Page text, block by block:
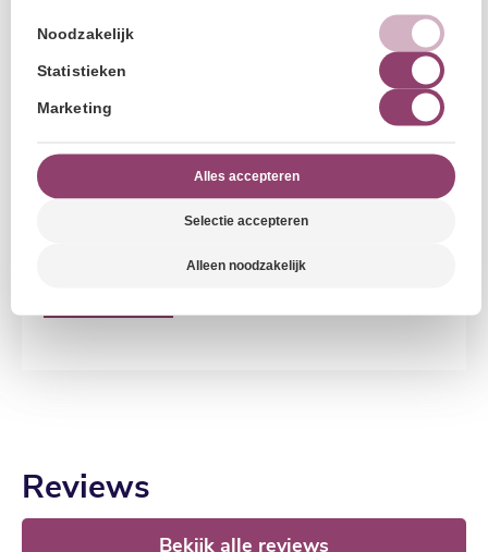
Noodzakelijk
Statistieken
Marketing
Alles accepteren
Selectie accepteren
Alleen noodzakelijk
ingezet?
Rugklachten zijn een van de meest
voorkomende lichamelijke problemen in
Nederland. Of het nu gaat om langdurig
zitten, stress of een verkeerde houding, steeds
meer mensen ervaren dagelijks pijn in hun
onderrug. In 2026 zien we een duidelijke
Reviews
Bekijk alle reviews